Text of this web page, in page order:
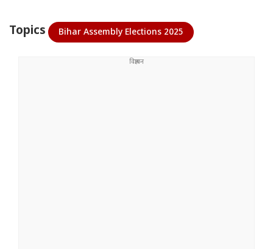
Topics Bihar Assembly Elections 2025